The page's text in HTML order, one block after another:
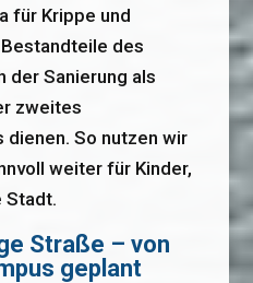
für Krippe und
des
der Sanierung als
zweites
dienen. So nutzen wir
weiter für Kinder,
Stadt.
Straße – von
geplant